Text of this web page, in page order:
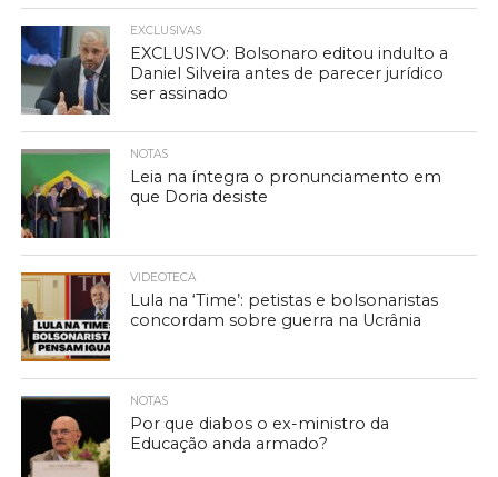
EXCLUSIVAS
EXCLUSIVO: Bolsonaro editou indulto a
Daniel Silveira antes de parecer jurídico
ser assinado
NOTAS
Leia na íntegra o pronunciamento em
que Doria desiste
VIDEOTECA
Lula na ‘Time’: petistas e bolsonaristas
concordam sobre guerra na Ucrânia
NOTAS
Por que diabos o ex-ministro da
Educação anda armado?